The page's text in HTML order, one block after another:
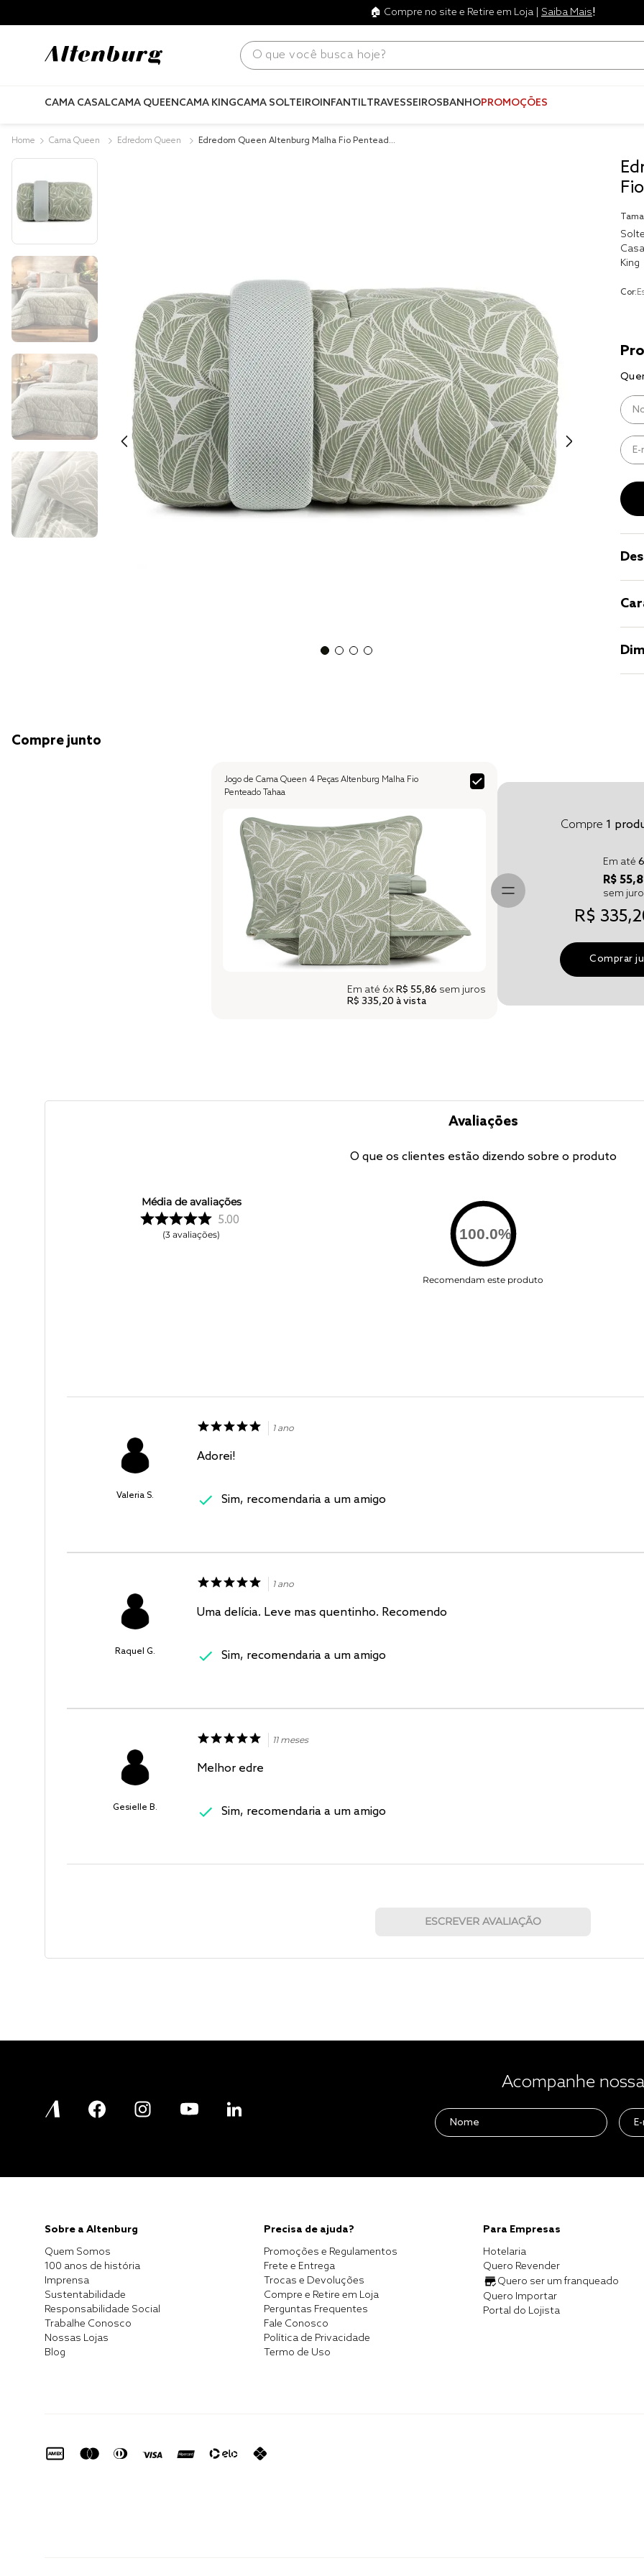
🏠 Compre no site e Retire em Loja | Saiba Mais!
O que você busca hoje?
CAMA CASALCAMA QUEENCAMA KINGCAMA SOLTEIROINFANTILTRAVESSEIROSBANHOPROMOÇÕES
Cama Queen Edredom Queen
Edredom Queen Altenburg Malha Fio Penteado
King
Cor:
Compre junto
Jogo de Cama Queen 4 Peças Altenburg Malha Fio
Penteado Tahaa
Em até 6xR$ 55,86 sem juros
R$ 335,20 à vista
Compre 1
Em até 6
R$
sem
R$
Comprar
Avaliações
O que os clientes estão dizendo sobre o produto
Média de avaliações
5.00
3 avaliações 100.0%
Recomendam este produto
Valeria S.
1 ano
Adorei!
Sim, recomendaria a um amigo
Raquel G.
1 ano
Uma delícia. Leve mas quentinho. Recomendo
Sim, recomendaria a um amigo
Gesielle B.
11 meses
Melhor edre
Sim, recomendaria a um amigo
ESCREVER AVALIAÇÃO
Acompanhe
Sobre a Altenburg
Quem Somos
100 anos de história
Imprensa
Sustentabilidade
Responsabilidade Social
Trabalhe Conosco
Nossas Lojas
Blog
Precisa de ajuda?
Promoções e Regulamentos
Frete e Entrega
Trocas e Devoluções
Compre e Retire em Loja
Perguntas Frequentes
Fale Conosco
Política de Privacidade
Termo de Uso
Para Empresas
Hotelaria
Quero Revender
Quero ser um franqueado
Quero Importar
Portal do Lojista
fronha
solteiro
jogo
casal